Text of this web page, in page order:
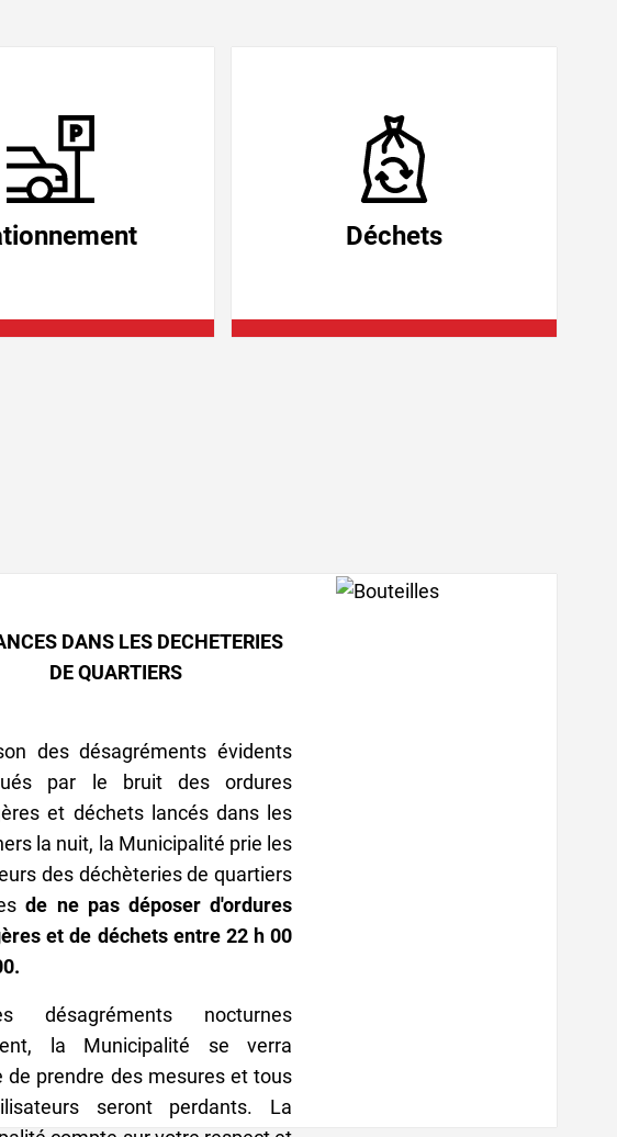
Déchets
DANS LES DECHETERIES
DE QUARTIERS
des désagréments évidents
par le bruit des ordures
et déchets lancés dans les
la nuit, la Municipalité prie les
des déchèteries de quartiers
de ne pas déposer d'ordures
et de déchets entre 22 h 00
désagréments nocturnes
la Municipalité se verra
de prendre des mesures et tous
seront perdants. La